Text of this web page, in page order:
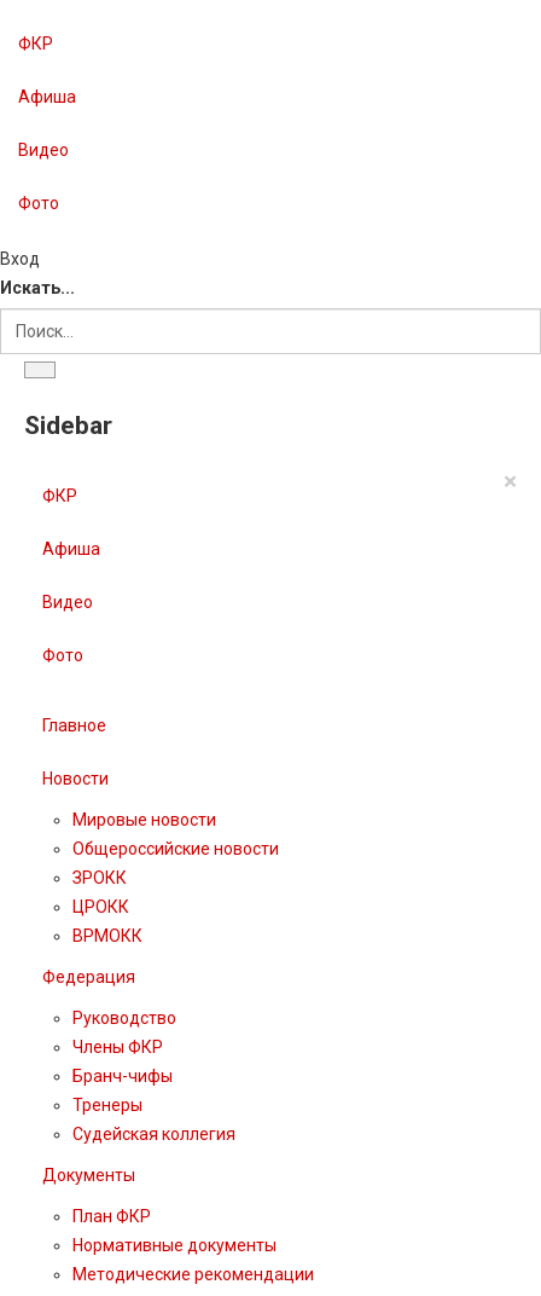
ФКР
Афиша
Видео
Фото
Вход
Искать...
Sidebar
×
ФКР
Афиша
Видео
Фото
Главное
Новости
Мировые новости
Общероссийские новости
ЗРОКК
ЦРОКК
ВРМОКК
Федерация
Руководство
Члены ФКР
Бранч-чифы
Тренеры
Судейская коллегия
Документы
План ФКР
Нормативные документы
Методические рекомендации